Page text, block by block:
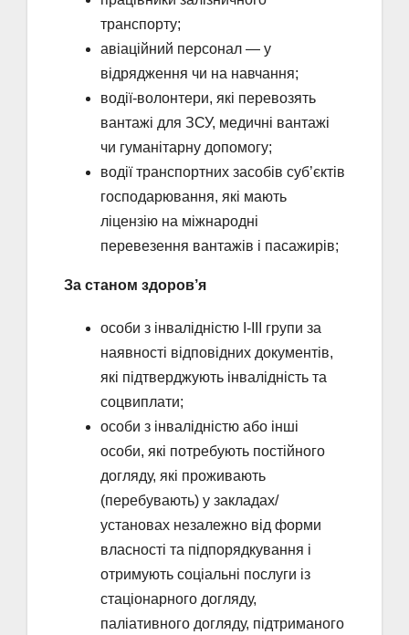
транспорту;
авіаційний персонал ― у
відрядження чи на навчання;
водії-волонтери, які перевозять
вантажі для ЗСУ, медичні вантажі
чи гуманітарну допомогу;
водії транспортних засобів суб’єктів
господарювання, які мають
ліцензію на міжнародні
перевезення вантажів і пасажирів;
За станом здоров’я
особи з інвалідністю І-ІІІ групи за
наявності відповідних документів,
які підтверджують інвалідність та
соцвиплати;
особи з інвалідністю або інші
особи, які потребують постійного
догляду, які проживають
(перебувають) у закладах/
установах незалежно від форми
власності та підпорядкування і
отримують соціальні послуги із
стаціонарного догляду,
паліативного догляду, підтриманого